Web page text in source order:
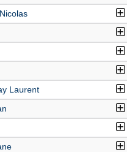
Laurent